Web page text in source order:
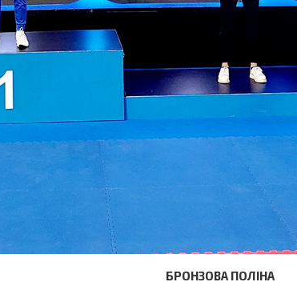
БРОНЗОВА ПОЛІНА